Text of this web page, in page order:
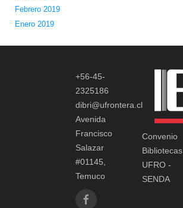
Febrero 2019
Enero 2019
+56-45-
2325186
dibri@ufrontera.cl
Avenida
Francisco
Salazar
#01145,
Temuco
Convenio
Bibliotecas
UFRO -
SENDA